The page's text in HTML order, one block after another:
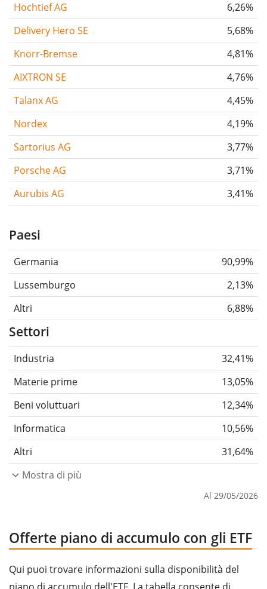
Hochtief AG
6,26%
Delivery Hero SE
5,68%
Knorr-Bremse
4,81%
AIXTRON SE
4,76%
Talanx AG
4,45%
Nordex
4,19%
Sartorius AG
3,77%
Porsche AG
3,71%
Aurubis AG
3,41%
Paesi
Germania
90,99%
Lussemburgo
2,13%
Altri
6,88%
Settori
Industria
32,41%
Materie prime
13,05%
Beni voluttuari
12,34%
Informatica
10,56%
Altri
31,64%
Mostra di più
Al 29/05/2026
Offerte piano di accumulo con gli ETF
Qui puoi trovare informazioni sulla disponibilità del